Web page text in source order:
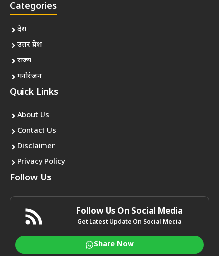
Categories
देश
उत्तर प्रदेश
राज्य
मनोरंजन
Quick Links
About Us
Contact Us
Disclaimer
Privacy Policy
Follow Us
Follow Us On Social Media
Get Latest Update On Social Media
Share Now